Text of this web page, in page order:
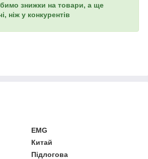
знижки на товари, а ще
ніж у конкурентів
EMG
Китай
Підлогова